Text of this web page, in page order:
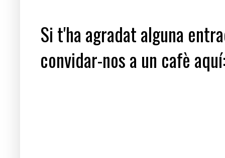
Si t'ha agradat alguna
convidar-nos a un cafè